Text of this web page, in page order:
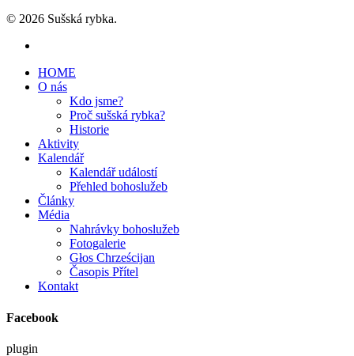
© 2026 Sušská rybka.
HOME
O nás
Kdo jsme?
Proč sušská rybka?
Historie
Aktivity
Kalendář
Kalendář událostí
Přehled bohoslužeb
Články
Média
Nahrávky bohoslužeb
Fotogalerie
Głos Chrześcijan
Časopis Přítel
Kontakt
Facebook
plugin